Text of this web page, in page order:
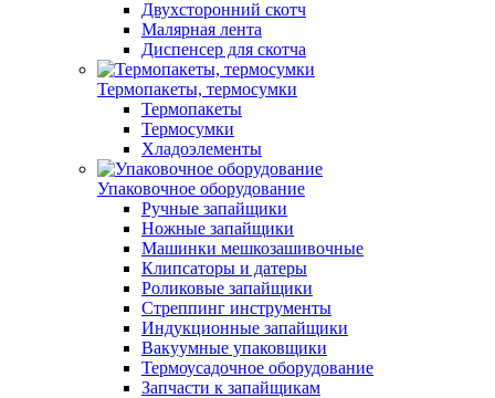
Двухсторонний скотч
Малярная лента
Диспенсер для скотча
Термопакеты, термосумки
Термопакеты
Термосумки
Хладоэлементы
Упаковочное оборудование
Ручные запайщики
Ножные запайщики
Машинки мешкозашивочные
Клипсаторы и датеры
Роликовые запайщики
Стреппинг инструменты
Индукционные запайщики
Вакуумные упаковщики
Термоусадочное оборудование
Запчасти к запайщикам